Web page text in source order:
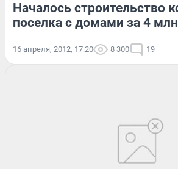
Началось строительство
поселка с домами за 4 млн
16 апреля, 2012, 17:20 8 300 19